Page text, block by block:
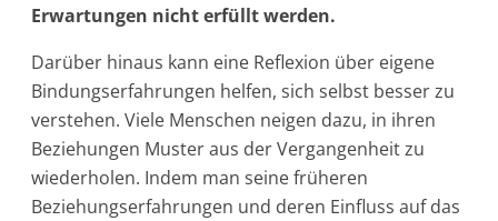
Erwartungen nicht erfüllt werden.
Darüber hinaus kann eine Reflexion über eigene
Bindungserfahrungen helfen, sich selbst besser zu
verstehen. Viele Menschen neigen dazu, in ihren
Beziehungen Muster aus der Vergangenheit zu
wiederholen. Indem man seine früheren
Beziehungserfahrungen und deren Einfluss auf das